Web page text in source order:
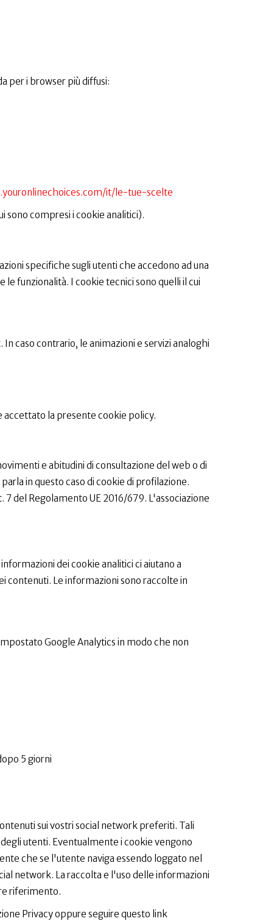
per i browser più diffusi:
it/le-tue-scelte
sono compresi i cookie analitici).
specifiche sugli utenti che accedono ad una
funzionalità. I cookie tecnici sono quelli il cui
caso contrario, le animazioni e servizi analoghi
accettato la presente cookie policy.
e abitudini di consultazione del web o di
in questo caso di cookie di profilazione.
del Regolamento UE 2016/679. L'associazione
dei cookie analitici ci aiutano a
contenuti. Le informazioni sono raccolte in
Google Analytics in modo che non
5 giorni
sui vostri social network preferiti. Tali
utenti. Eventualmente i cookie vengono
che se l'utente naviga essendo loggato nel
network. La raccolta e l'uso delle informazioni
riferimento.
Privacy oppure seguire questo link